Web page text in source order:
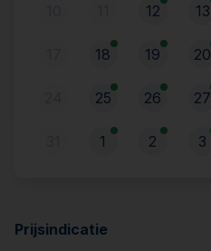
12 13
18 19 20
25 26 27
1 2 3
Prijsindicatie